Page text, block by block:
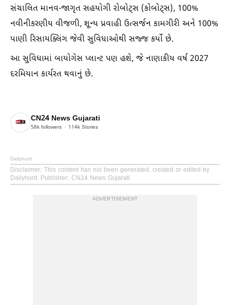
સંચાલિત માનવ-જાગૃત સહયોગી રોબોટ્સ (કોબોટ્સ), 100%
નવીનીકરણીય વીજળી, શૂન્ય પ્રવાહી ઉત્સર્જન કામગીરી અને 100%
પાણી રિસાયક્લિંગ જેવી સુવિધાઓથી સજ્જ કર્યો છે.
આ સુવિધામાં બાયોગેસ પ્લાન્ટ પણ હશે, જે નાણાકીય વર્ષ 2027
દરમિયાન કાર્યરત થવાનું છે.
CN24 News Gujarati
58k followers 114k Stories
Dailyhunt
Disclaimer: This content has not been generated, created or edited by
Dailyhunt. Publisher: CN24 News Gujarati
ADVERTISEMENT